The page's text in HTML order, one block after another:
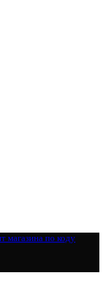
магазина по коду